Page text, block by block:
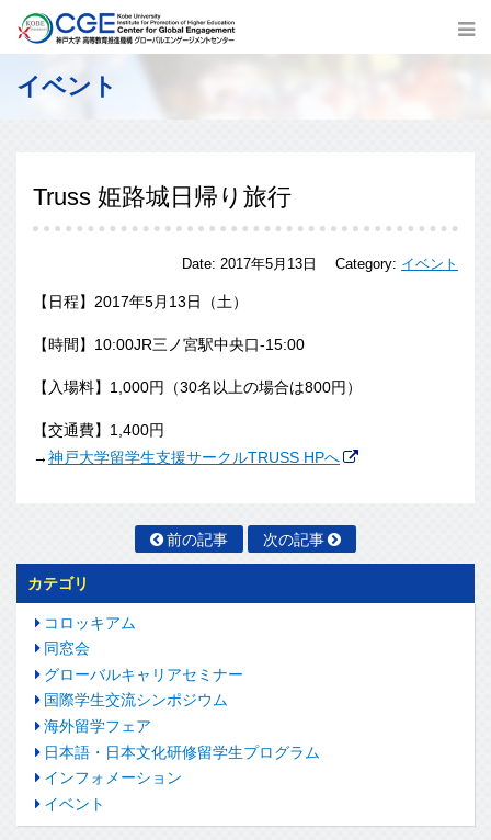
イベント
Truss 姫路城日帰り旅行
Date:2017年5月13日 Category: イベント
【日程】2017年5月13日（土）
【時間】10:00JR三ノ宮駅中央口-15:00
【入場料】1,000円（30名以上の場合は800円）
【交通費】1,400円
→神戸大学留学生支援サークルTRUSS HPへ
前の記事 次の記事
カテゴリ
コロッキアム
同窓会
グローバルキャリアセミナー
国際学生交流シンポジウム
海外留学フェア
日本語・日本文化研修留学生プログラム
インフォメーション
イベント